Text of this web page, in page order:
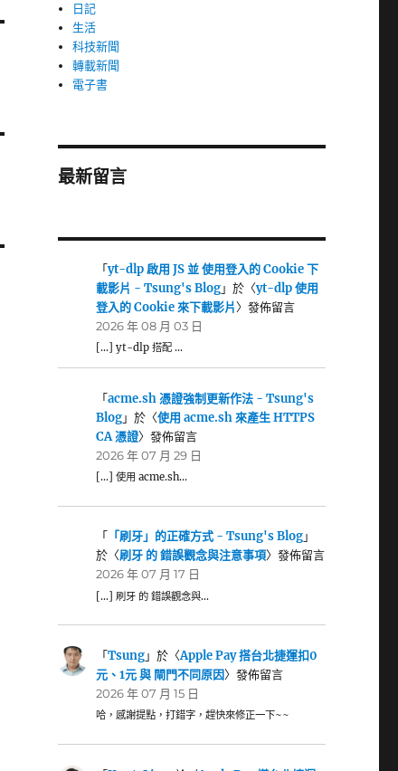
日記
生活
科技新聞
轉載新聞
電子書
最新留言
「yt-dlp 啟用 JS 並 使用登入的 Cookie 下
載影片 - Tsung's Blog」於〈yt-dlp 使用
登入的 Cookie 來下載影片〉發佈留言
2026 年 08 月 03 日
[…] yt-dlp 搭配 …
「acme.sh 憑證強制更新作法 - Tsung's
Blog」於〈使用 acme.sh 來產生 HTTPS
CA 憑證〉發佈留言
2026 年 07 月 29 日
[…] 使用 acme.sh…
「 「刷牙」的正確方式 - Tsung's Blog」
於〈刷牙 的 錯誤觀念與注意事項〉發佈留言
2026 年 07 月 17 日
[…] 刷牙 的 錯誤觀念與…
「Tsung」於〈Apple Pay 搭台北捷運扣0
元、1元 與 閘門不同原因〉發佈留言
2026 年 07 月 15 日
哈，感謝提點，打錯字，趕快來修正一下~~